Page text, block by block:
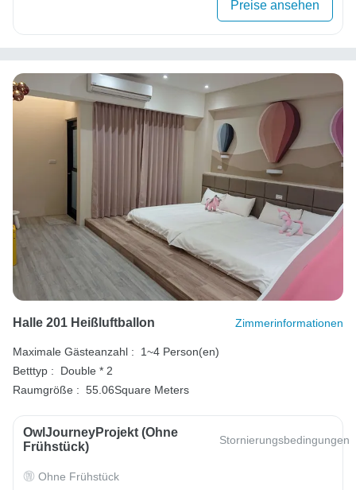
Preise ansehen
Halle 201 Heißluftballon Zimmerinformationen
Maximale Gästeanzahl :
1~4 Person(en)
Betttyp :
Double * 2
Raumgröße : 55.06Square Meters
OwlJourneyProjekt (ohne
Frühstück)
Stornierungsbedingungen
Ohne Frühstück